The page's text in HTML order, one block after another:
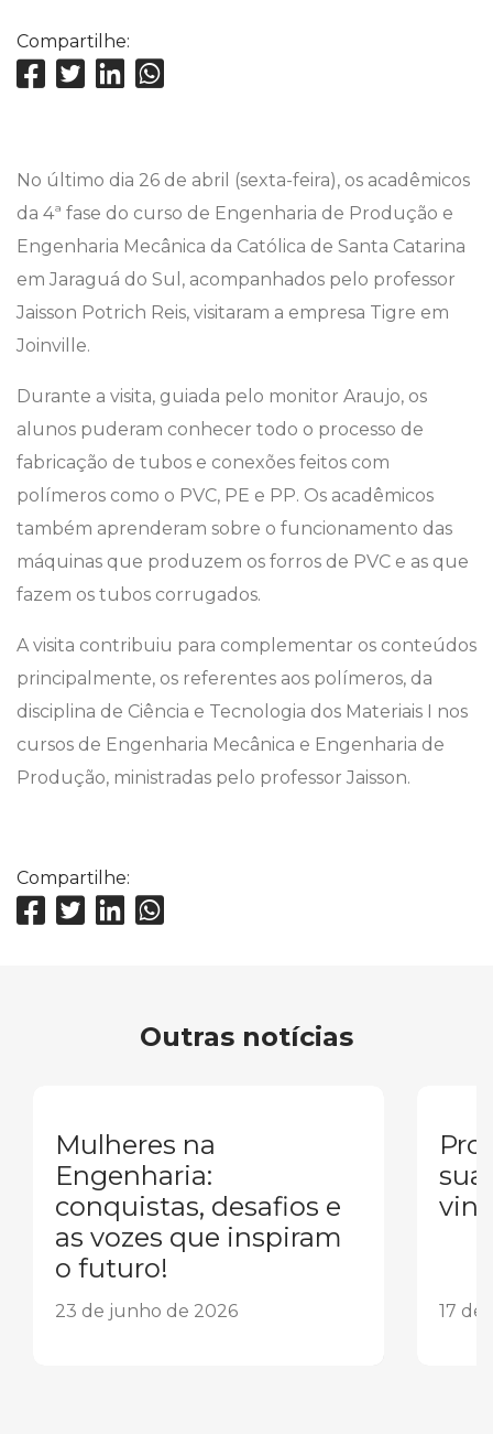
Compartilhe:
No último dia 26 de abril (sexta-feira), os acadêmicos
da 4ª fase do curso de Engenharia de Produção e
Engenharia Mecânica da Católica de Santa Catarina
em Jaraguá do Sul, acompanhados pelo professor
Jaisson Potrich Reis, visitaram a empresa Tigre em
Joinville.
Durante a visita, guiada pelo monitor Araujo, os
alunos puderam conhecer todo o processo de
fabricação de tubos e conexões feitos com
polímeros como o PVC, PE e PP. Os acadêmicos
também aprenderam sobre o funcionamento das
máquinas que produzem os forros de PVC e as que
fazem os tubos corrugados.
A visita contribuiu para complementar os conteúdos
principalmente, os referentes aos polímeros, da
disciplina de Ciência e Tecnologia dos Materiais I nos
cursos de Engenharia Mecânica e Engenharia de
Produção, ministradas pelo professor Jaisson.
Compartilhe:
Outras notícias
Mulheres na
Engenharia:
conquistas, desafios e
as vozes que inspiram
o futuro!
23 de junho de 2026
sua
17 de